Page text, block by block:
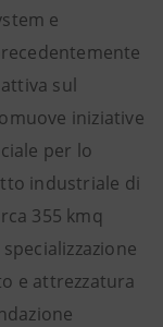
e
sul
iniziative
per lo
industriale di
355 kmq
e attrezzatura